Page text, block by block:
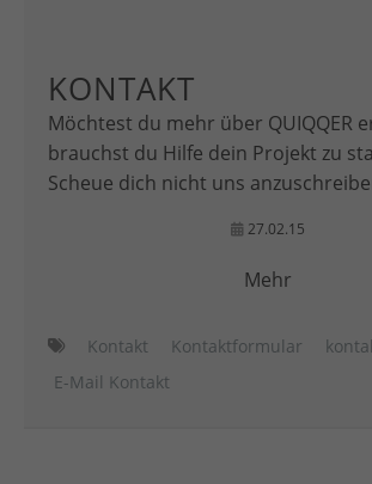
KONTAKT
Möchtest du mehr über QUIQQER
brauchst du Hilfe dein Projekt zu
Scheue dich nicht uns
27.02.15
Mehr
Kontakt Kontaktformular
E-Mail Kontakt